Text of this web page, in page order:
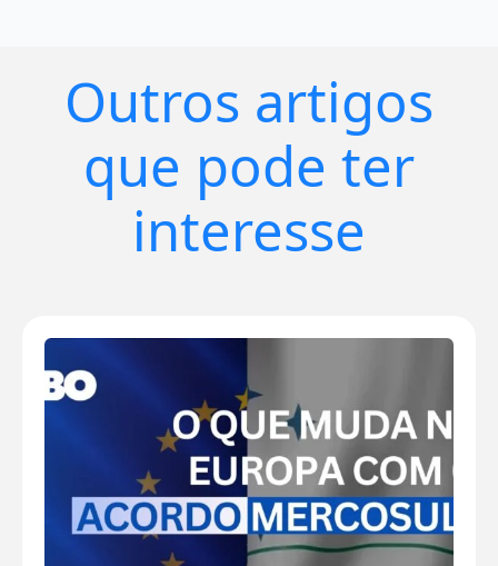
Outros artigos
que pode ter
interesse